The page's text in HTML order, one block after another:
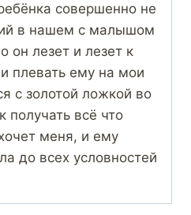
совершенно не
в нашем с малышом
он лезет и лезет к
плевать ему на мои
с золотой ложкой во
получать всё что
меня, и ему
до всех условностей